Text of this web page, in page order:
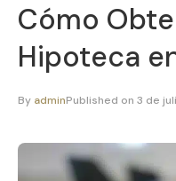
Cómo
Hipoteca
By adminPublished on 3 de